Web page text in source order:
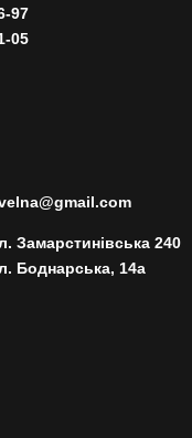
97
05
Замарстинівська 240
Боднарська, 14а